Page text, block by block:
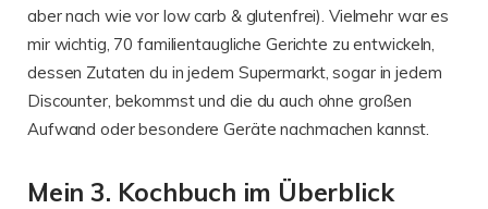
aber nach wie vor low carb & glutenfrei). Vielmehr war es
mir wichtig, 70 familientaugliche Gerichte zu entwickeln,
dessen Zutaten du in jedem Supermarkt, sogar in jedem
Discounter, bekommst und die du auch ohne großen
Aufwand oder besondere Geräte nachmachen kannst.
Mein 3. Kochbuch im Überblick